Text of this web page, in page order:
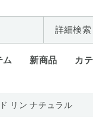
詳細検索
ム 新商品 カ
リン ナチュラル